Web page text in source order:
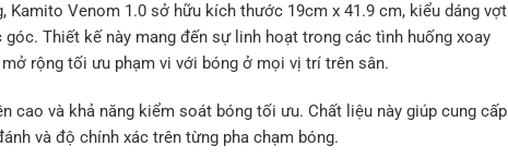
Kamito Venom 1.0 sở hữu kích thước 19cm x 41.9 cm, kiểu dáng vợt
Thiết kế này mang đến sự linh hoạt trong các tình huống xoay
rộng tối ưu phạm vi với bóng ở mọi vị trí trên sân.
cao và khả năng kiểm soát bóng tối ưu. Chất liệu này giúp cung cấp
và độ chính xác trên từng pha chạm bóng.